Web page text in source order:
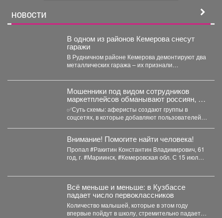
НОВОСТИ
В одном из районов Кемерова снесут
гаражи
В Рудничном районе Кемерова демонтируют два
металлических гаража – их признали
‍Мошенники под видом сотрудников
маркетплейсов обманывают россиян, у
которых скоро день рождения.
✅Суть схемы: аферисты создают группы в
соцсетях, в которые добавляют пользователей в
Внимание! Помогите найти человека!
Пропал #Ракитин Константин Владимирович, 61
год, г. #Мариинск, #Кемеровская обл. С 15 июля
Всё меньше и меньше: в Кузбассе
падает число первоклассников
Количество малышей, которые в этом году
впервые пойдут в школу, стремительно падает в